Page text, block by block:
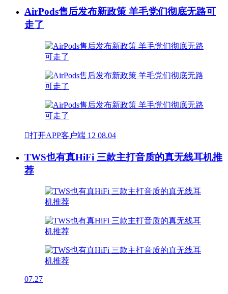
AirPods售后发布新政策 羊毛党们彻底无路可
走了
打开APP客户端 12 08.04
TWS也有真HiFi 三款主打音质的真无线耳机推
荐
07.27